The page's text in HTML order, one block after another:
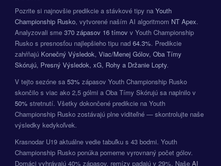
Pozrite si najnovšie predikcie a stávkové tipy na Youth
Championship Rusko, vytvorené naším AI algoritmom NT Apex.
Analyzovali sme 370 zápasov 16 tímov v Youth Championship
Rusko s presnosťou najlepšieho tipu nad 64.3%. Predikcie
zahŕňajú Konečný Výsledok, Viac/Menej Gólov, Oba Tímy
Skórujú, Presný Výsledok, xG, Rohy a Držanie Lopty.
V tejto sezóne sa 53% zápasov Youth Championship Rusko
skončilo s viac ako 2,5 gólmi a Oba Tímy Skórujú sa naplnilo v
50% stretnutí. Všetky dokončené predikcie na Youth
Championship Rusko zostávajú plne viditeľné — skontrolujte naše
výsledky kedykoľvek.
Krasnodar U19 aktuálne vedie tabuľku s 43 bodmi. Youth
Championship Rusko ponúka pomerne vyrovnaný počet gólov.
Domáci vyhrávajú 40% zápasov, remízy padajú v 29%. Naše AI